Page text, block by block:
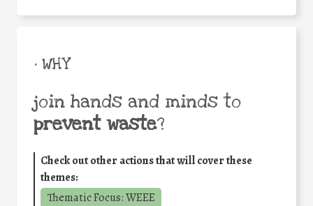
• WHY
join hands and minds to
prevent waste?
Check out other actions that will cover these
themes:
Thematic Focus: WEEE